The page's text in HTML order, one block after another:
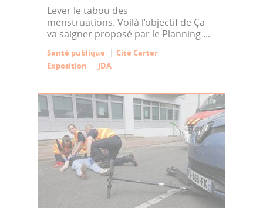
Lever le tabou des
menstruations. Voilà l’objectif de Ça
va saigner proposé par le Planning ...
Santé publique
Cité Carter
Exposition
JDA